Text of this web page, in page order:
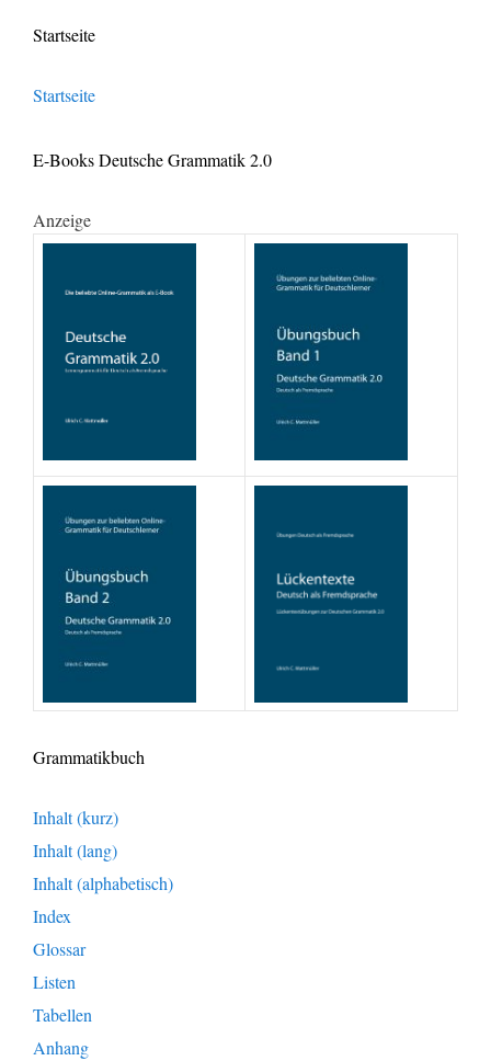
Startseite
Startseite
E-Books Deutsche Grammatik 2.0
Anzeige
Grammatikbuch
Inhalt (kurz)
Inhalt (lang)
Inhalt (alphabetisch)
Index
Glossar
Listen
Tabellen
Anhang